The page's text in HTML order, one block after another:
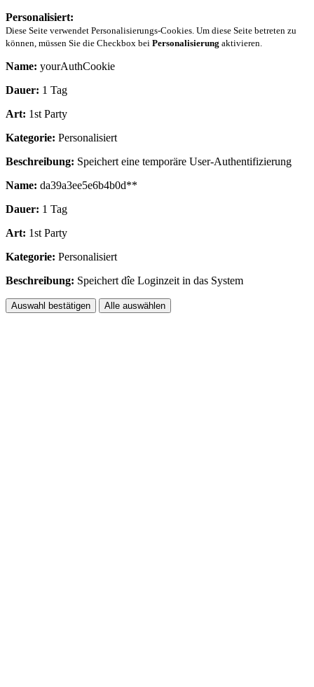
Personalisiert:
Diese Seite verwendet Personalisierungs-Cookies. Um diese Seite betreten zu
können, müssen Sie die Checkbox bei Personalisierung aktivieren.
Name: yourAuthCookie
Dauer: 1 Tag
Art: 1st Party
Kategorie: Personalisiert
Beschreibung: Speichert eine temporäre User-Authentifizierung
Name: da39a3ee5e6b4b0d**
Dauer: 1 Tag
Art: 1st Party
Kategorie: Personalisiert
Beschreibung: Speichert dîe Loginzeit in das System
Auswahl bestätigen Alle auswählen